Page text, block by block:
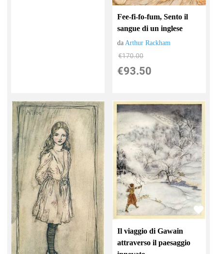
Fee-fi-fo-fum, Sento il
sangue di un inglese
da Arthur Rackham
€170.00
€93.50
Il viaggio di Gawain
attraverso il paesaggio